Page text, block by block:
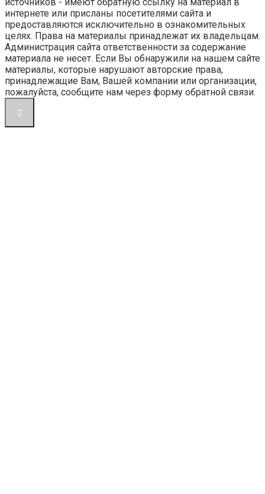
интернете или присланы посетителями сайта и
предоставляются исключительно в ознакомительных
целях. Права на материалы принадлежат их владельцам.
Администрация сайта ответственности за содержание
материала не несет. Если Вы обнаружили на нашем сайте
материалы, которые нарушают авторские права,
принадлежащие Вам, Вашей компании или организации,
пожалуйста, сообщите нам через форму обратной связи.